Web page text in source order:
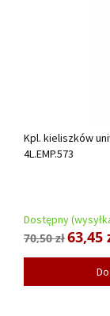
Kpl. kieliszków
4L.EMP.573
Dostępny
70,50 zł63,45